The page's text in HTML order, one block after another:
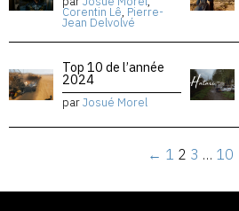
Corentin Lê, Pierre-
Jean Delvolvé
Top 10 de l’année
2024
parJosué Morel
← 1 2 3 … 10